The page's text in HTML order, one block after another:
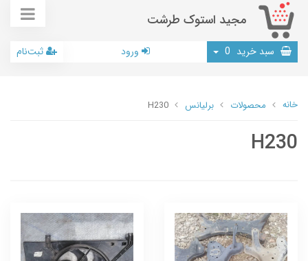
مجید استوک طرشت
سبد خرید 0 ورود ثبت‌نام
خانه محصولات برلیانس H230
H230